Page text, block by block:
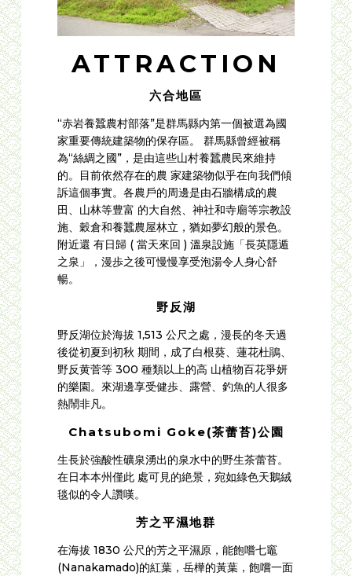
ATTRACTION
六合地區
“赤岩養蠶農村部落”是群馬縣内第一個被選為國
家重要傳統建築物的保存區。 群馬縣曾經被稱
為“絲綢之國”，是由這些山村養蠶農民來維持
的。目前依然存在的農 家建築物似乎在向我們傾
訴這個事實。各農戶的周邊是由石牆構成的農
田、山林等豊富 的大自然、神社和寺廟等宗教設
施、穀倉和養蠶農屋林立，猶如夢幻般的景色。
附近還 有日歸 ( 當天來回 ) 溫泉設施「長英隱遁
之泉」，漫歩之後可慢慢享受泡湯令人身心舒
暢。
野反湖
野反湖位於海拔 1,513 公尺之處，漫長的冬天過
後從初夏到初秋 期間，成了白根葵、蓮花杜鵑、
野反黄菅等 300 種類以上的高 山植物百花爭妍
的樂園。來湖邊享受健歩、露營、釣魚的人很多
熱鬧非凡。
Chatsubomi Goke(茶蕾苔)公園
生長於強酸性礦泉湧出的泉水中的野生茶蕾苔。
在日本本州僅此 處可見的絶景，宛如綠色天鵝絨
毯似的令人讚嘆。
芳之平濕地群
在海拔 1830 公尺的芳之平濕原，能飽嚐七竈
(Nanakamado)的紅葉，岳樺的黃葉，飽嚐一面